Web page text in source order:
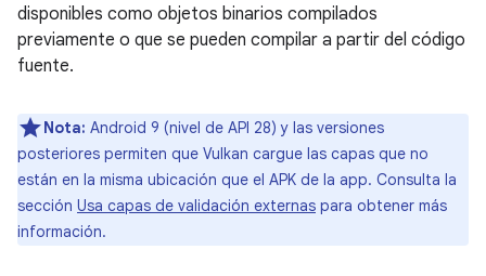
disponibles como objetos binarios compilados
previamente o que se pueden compilar a partir del código
fuente.
Nota: Android 9 (nivel de API 28) y las versiones
posteriores permiten que Vulkan cargue las capas que no
están en la misma ubicación que el APK de la app. Consulta la
sección Usa capas de validación externas para obtener más
información.